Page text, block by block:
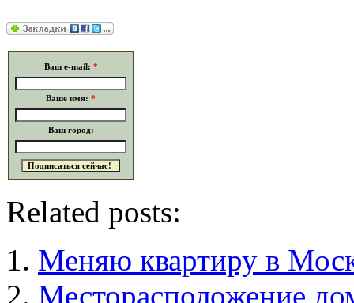
Ваш e-mail: *
Ваше имя: *
Ваш город:
Related posts:
Меняю квартиру в
Месторасположение